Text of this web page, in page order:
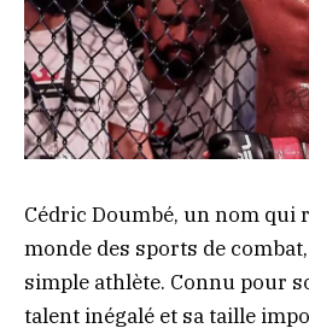
Cédric Doumbé, un nom qui
monde des sports de
simple athlète. Connu pour
talent inégalé et sa taille